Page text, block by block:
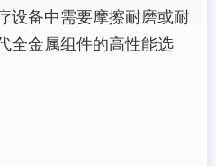
设备中需要摩擦耐磨或耐
全金属组件的高性能选